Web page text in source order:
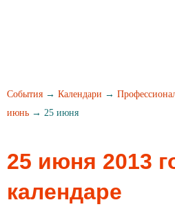
События → Календари →
июнь → 25 июня
25 июня 2013
календаре